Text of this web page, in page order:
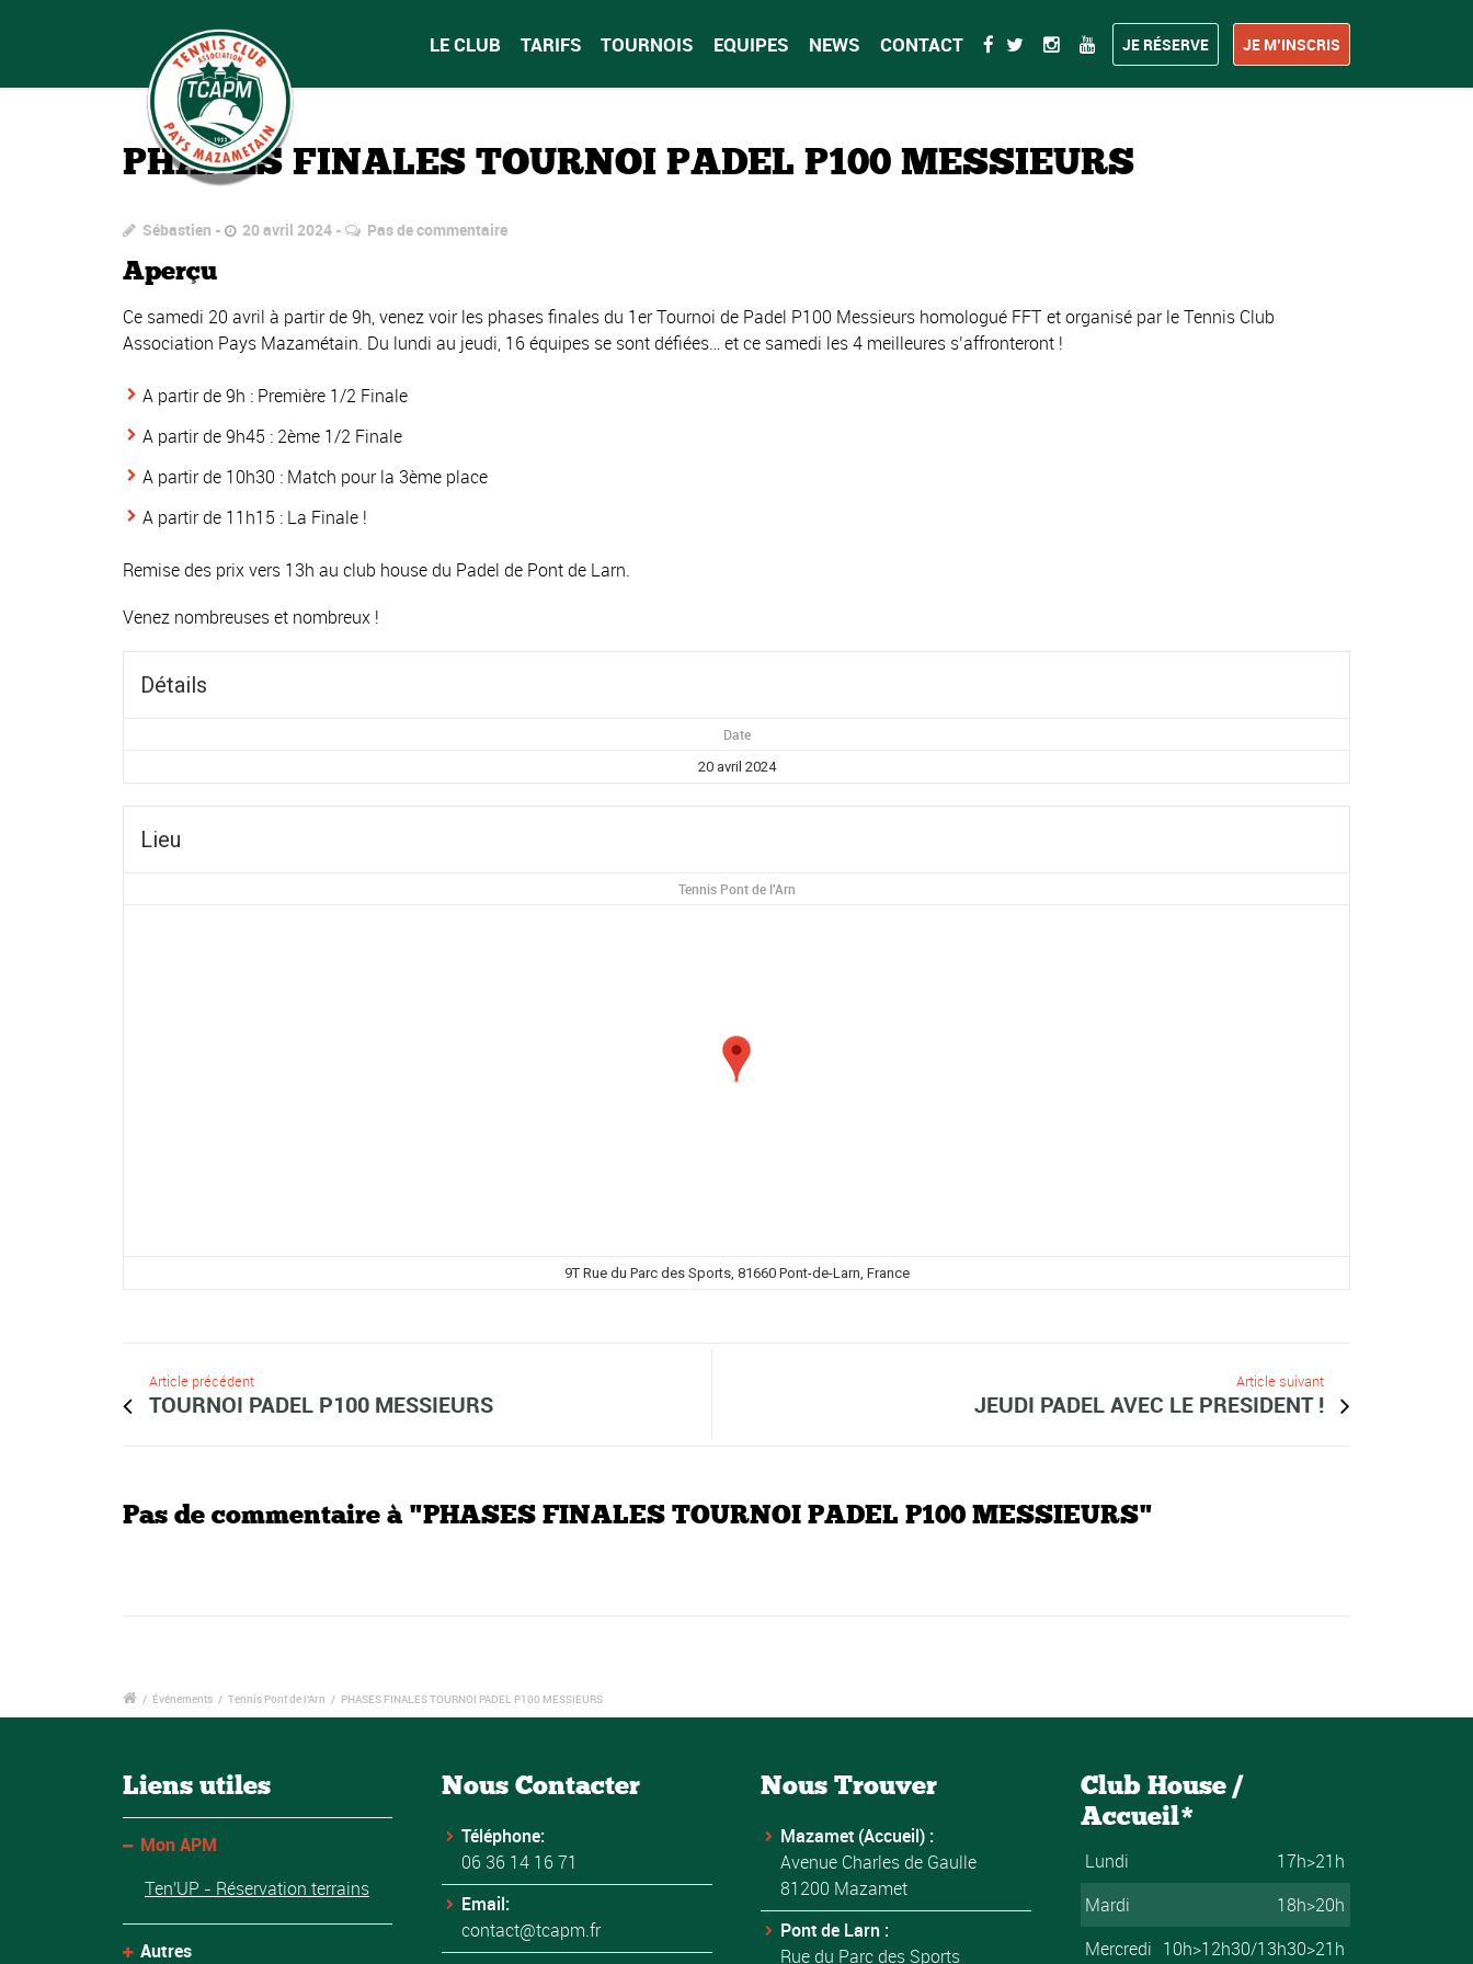
LE CLUB TARIFS TOURNOIS EQUIPES NEWS CONTACT JE RÉSERVE JE M’INSCRIS
PHASES FINALES TOURNOI PADEL P100 MESSIEURS
Sébastien 20 avril 2024 Pas de commentaire
Aperçu
Ce samedi 20 avril à partir de 9h, venez voir les phases finales du 1er Tournoi de Padel P100 Messieurs homologué FFT et organisé par le Tennis Club
Association Pays Mazamétain. Du lundi au jeudi, 16 équipes se sont défiées… et ce samedi les 4 meilleures s’affronteront !
A partir de 9h : Première 1/2 Finale
A partir de 9h45 : 2ème 1/2 Finale
A partir de 10h30 : Match pour la 3ème place
A partir de 11h15 : La Finale !
Remise des prix vers 13h au club house du Padel de Pont de Larn.
Venez nombreuses et nombreux !
Détails
Date
20 avril 2024
Lieu
Tennis Pont de l'Arn
9T Rue du Parc des Sports, 81660 Pont-de-Larn, France
Article précédent
TOURNOI PADEL P100 MESSIEURS
Article suivant
JEUDI PADEL AVEC LE PRESIDENT !
Pas de commentaire à "PHASES FINALES TOURNOI PADEL P100 MESSIEURS"
/ Événements / Tennis Pont de l'Arn / PHASES FINALES TOURNOI PADEL P100 MESSIEURS
Liens utiles
Mon APM
Ten'UP - Réservation terrains
Autres
Nous Contacter
Téléphone:
06 36 14 16 71
Email:
contact@tcapm.fr
Nous Trouver
Mazamet (Accueil) :
Avenue Charles de Gaulle
81200 Mazamet
Pont de Larn :
Rue du Parc des Sports
Club House /
Accueil*
Lundi
17h>21h
Mardi
18h>20h
Mercredi 10h>12h30/13h30>21h